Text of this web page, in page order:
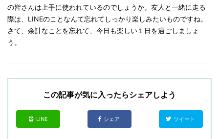
の皆さんは上手に使われているのでしょうか。友人と一緒に走る
際は、LINEのことなんて忘れてしっかり楽しみたいものですね。
さて、余計なことを忘れて、今日も楽しい１日を過ごしましょ
う。
この記事が気に入ったらシェアしよう
LINE シェア ツイート